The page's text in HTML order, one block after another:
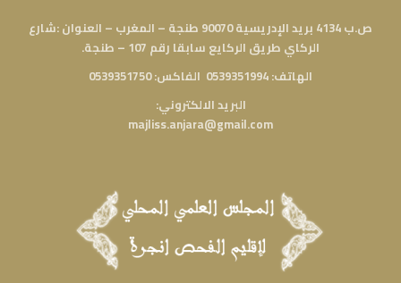
ص.ب 4134 بريد الإدريسية 90070 طنجة – المغرب – العنوان :شارع
الركاي طريق الركايع سابقا رقم 107 – طنجة.
الهاتف: 0539351994 الفاكس: 0539351750
البريد الالكتروني:
majliss.anjara@gmail.com